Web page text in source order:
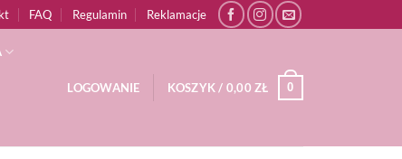
FAQ Regulamin Reklamacje
LOGOWANIE KOSZYK / 0,00ZŁ 0